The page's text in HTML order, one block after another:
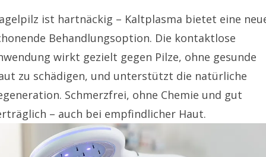
ist hartnäckig – Kaltplasma bietet eine
Behandlungsoption. Die kontaktlose
wirkt gezielt gegen Pilze, ohne gesunde
zu schädigen, und unterstützt die natürliche
Schmerzfrei, ohne Chemie und gut
– auch bei empfindlicher Haut.